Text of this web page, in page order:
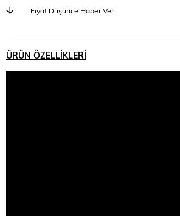
Fiyat Düşünce Haber Ver
ÜRÜN ÖZELLIKLERI